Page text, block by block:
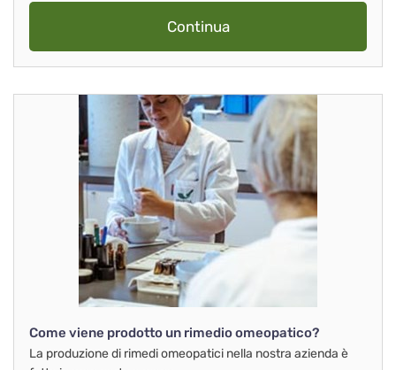
Continua
Come viene prodotto un rimedio omeopatico?
La produzione di rimedi omeopatici nella nostra azienda è